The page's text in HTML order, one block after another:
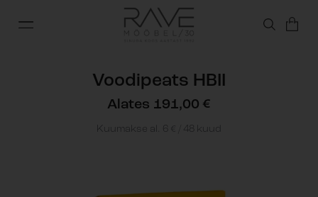
Voodipeats HBII
Alates 191,00 €
Kuumakse al. 6 / 48 kuud